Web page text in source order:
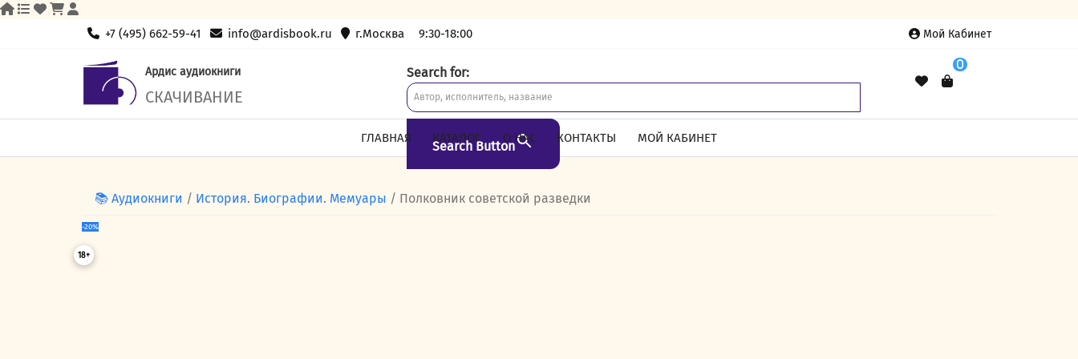
+7 (495) 662-59-41 info@ardisbook.ru г.Москва 9:30-18:00 Мой Кабинет
Ардис аудиокниги
СКАЧИВАНИЕ
Search for:
Search Button
0
ГЛАВНАЯ КАТАЛОГ О НАС КОНТАКТЫ МОЙ КАБИНЕТ
📚 Аудиокниги / История. Биографии. Мемуары / Полковник советской разведки
18+
-20%